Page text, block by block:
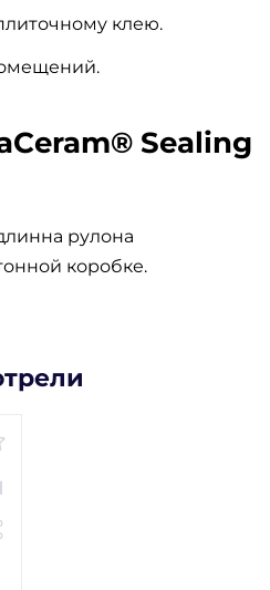
клею.
Sealing
рулона
коробке.